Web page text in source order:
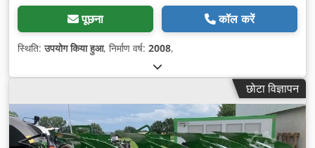
पूछना कॉल करें
स्थिति:उपयोग किया हुआ, निर्माण वर्ष: 2008,
छोटा विज्ञापन